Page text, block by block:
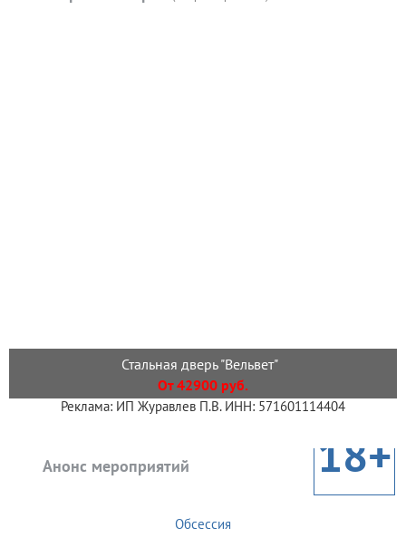
Стальная дверь "Вельвет"
От 42900 руб.
Реклама: ИП Журавлев П.В. ИНН: 571601114404
Анонс мероприятий 18+
Обсессия